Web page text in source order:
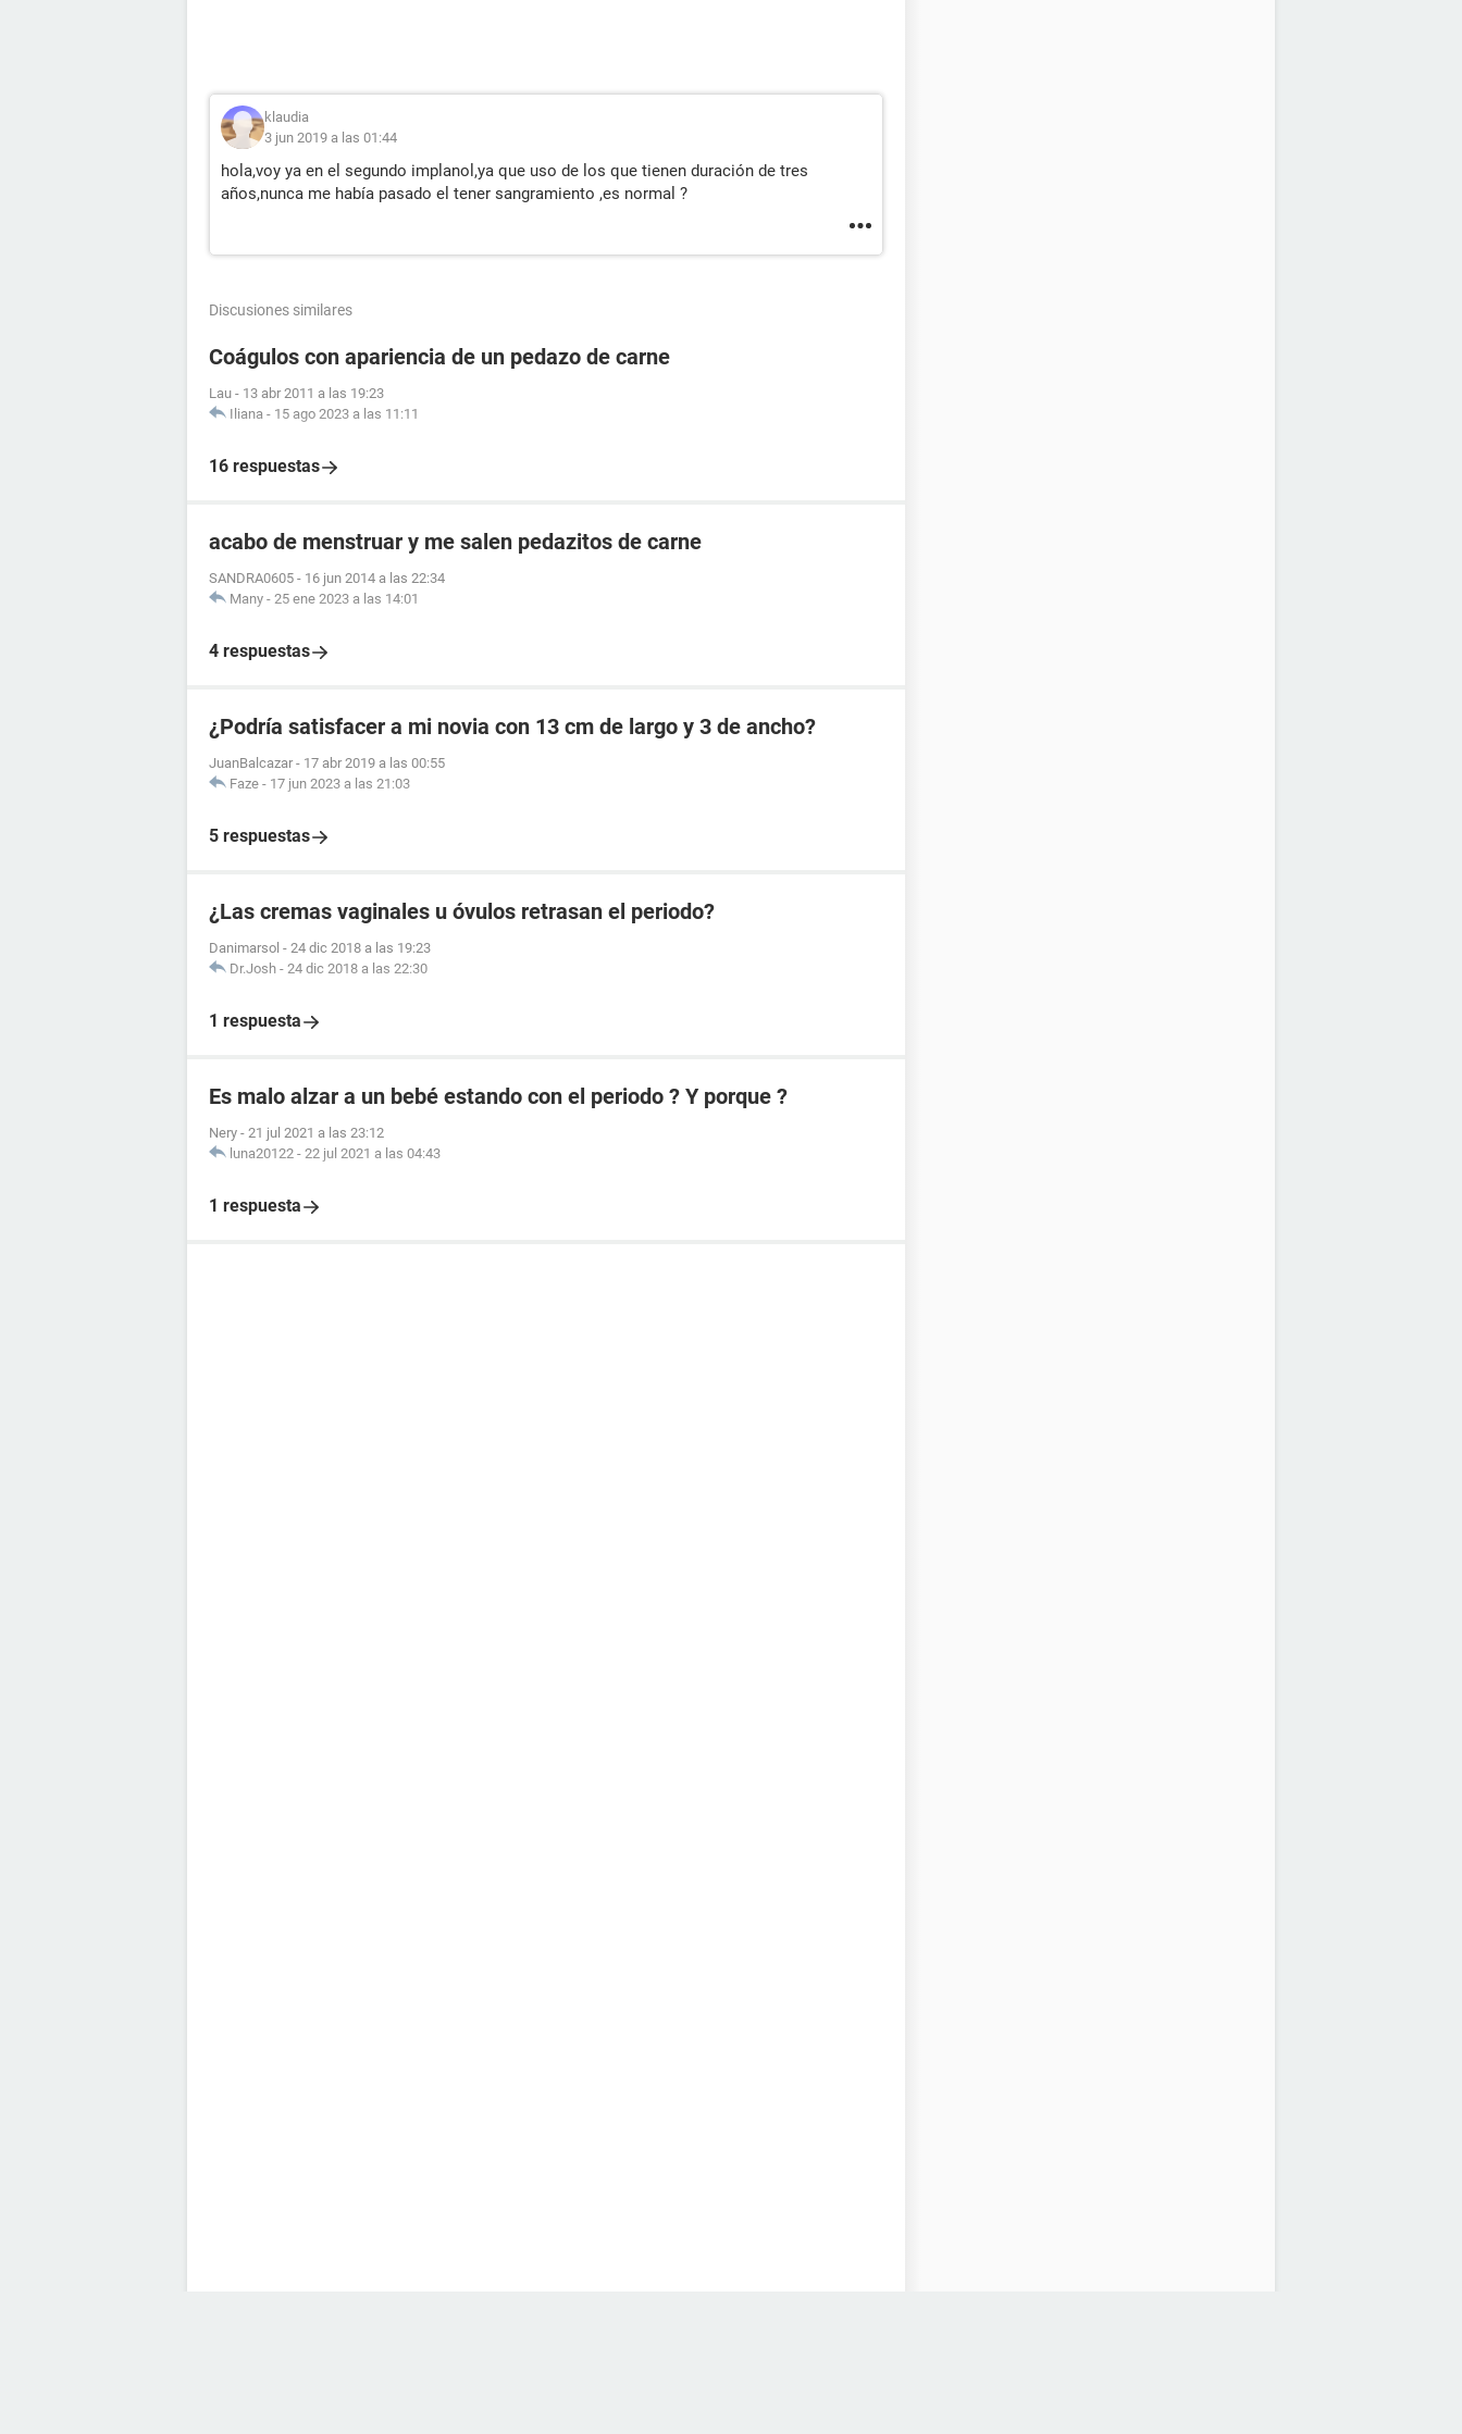
klaudia
3 jun 2019 a las 01:44
hola,voy ya en el segundo implanol,ya que uso de los que tienen duración de tres
años,nunca me había pasado el tener sangramiento ,es normal ?
Discusiones similares
Coágulos con apariencia de un pedazo de carne
Lau - 13 abr 2011 a las 19:23
Iliana - 15 ago 2023 a las 11:11
16 respuestas
acabo de menstruar y me salen pedazitos de carne
SANDRA0605 - 16 jun 2014 a las 22:34
Many - 25 ene 2023 a las 14:01
4 respuestas
¿Podría satisfacer a mi novia con 13 cm de largo y 3 de ancho?
JuanBalcazar - 17 abr 2019 a las 00:55
Faze - 17 jun 2023 a las 21:03
5 respuestas
¿Las cremas vaginales u óvulos retrasan el periodo?
Danimarsol - 24 dic 2018 a las 19:23
Dr.Josh - 24 dic 2018 a las 22:30
1 respuesta
Es malo alzar a un bebé estando con el periodo ? Y porque ?
Nery - 21 jul 2021 a las 23:12
luna20122 - 22 jul 2021 a las 04:43
1 respuesta